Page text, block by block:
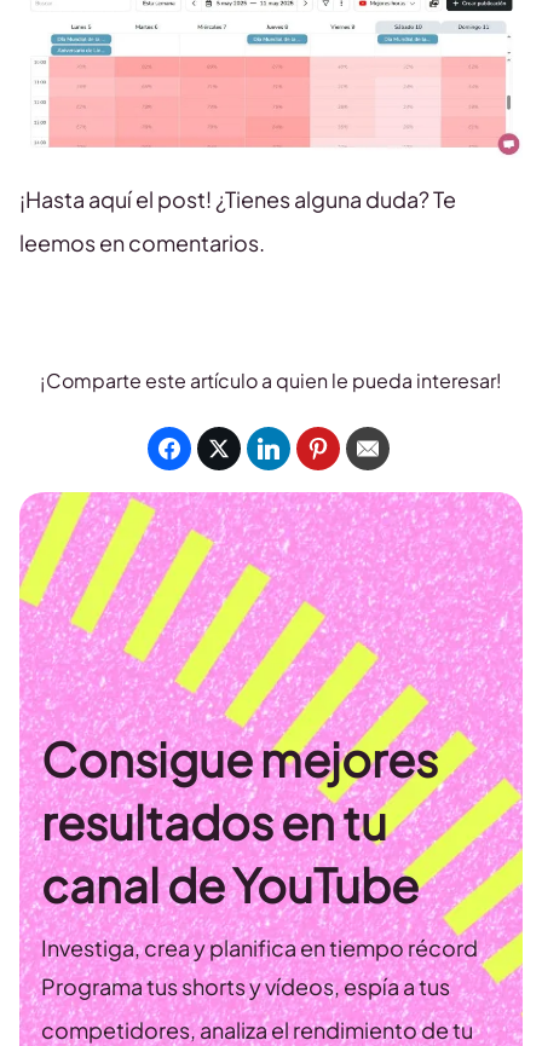
¡Hasta aquí el post! ¿Tienes alguna duda? Te
leemos en comentarios.
¡Comparte este artículo a quien le pueda interesar!
Consigue mejores
resultados en tu
canal de YouTube
Investiga, crea y planifica en tiempo récord
Programa tus shorts y vídeos, espía a tus
competidores, analiza el rendimiento de tu